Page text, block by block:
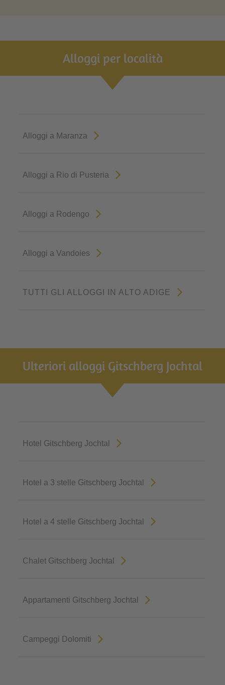
Alloggi per località
Alloggi a Maranza
Alloggi a Rio di Pusteria
Alloggi a Rodengo
Alloggi a Vandoies
TUTTI GLI ALLOGGI IN ALTO ADIGE
Ulteriori alloggi Gitschberg Jochtal
Hotel Gitschberg Jochtal
Hotel a 3 stelle Gitschberg Jochtal
Hotel a 4 stelle Gitschberg Jochtal
Chalet Gitschberg Jochtal
Appartamenti Gitschberg Jochtal
Campeggi Dolomiti